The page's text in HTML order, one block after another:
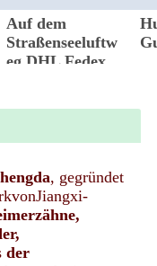
Auf dem
Straßenseeluftw
eg DHL Fedex
, gegründet
der